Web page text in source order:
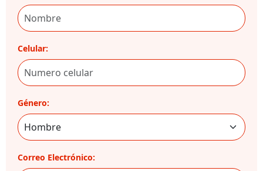
Celular:
Género:
Correo Electrónico: